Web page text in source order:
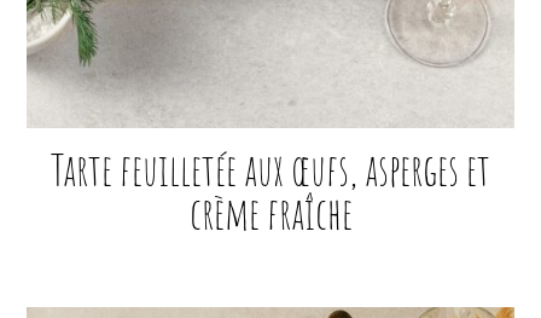
Tarte feuilletée aux œufs, asperges et
crème fraîche